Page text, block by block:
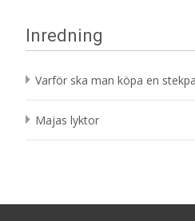
Inredning
Varför ska man köpa en
Majas lyktor